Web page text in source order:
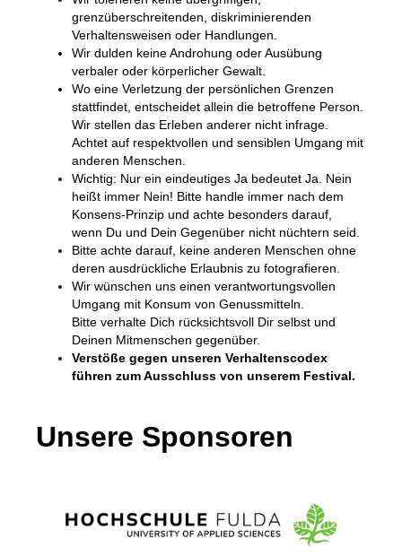
grenzüberschreitenden, diskriminierenden
Verhaltensweisen oder Handlungen.
Wir dulden keine Androhung oder Ausübung
verbaler oder körperlicher Gewalt.
Wo eine Verletzung der persönlichen Grenzen
stattfindet, entscheidet allein die betroffene Person.
Wir stellen das Erleben anderer nicht infrage.
Achtet auf respektvollen und sensiblen Umgang mit
anderen Menschen.
Wichtig: Nur ein eindeutiges Ja bedeutet Ja. Nein
heißt immer Nein! Bitte handle immer nach dem
Konsens-Prinzip und achte besonders darauf,
wenn Du und Dein Gegenüber nicht nüchtern seid.
Bitte achte darauf, keine anderen Menschen ohne
deren ausdrückliche Erlaubnis zu fotografieren.
Wir wünschen uns einen verantwortungsvollen
Umgang mit Konsum von Genussmitteln.
Bitte verhalte Dich rücksichtsvoll Dir selbst und
Deinen Mitmenschen gegenüber.
Verstöße gegen unseren Verhaltenscodex
führen zum Ausschluss von unserem Festival.
Unsere Sponsoren